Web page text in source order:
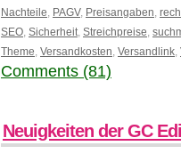
Nachteile PAGV, Preisangaben
SEO Sicherheit Streichpreise
Theme Versandkosten Versandlink
Comments (81)
Neuigkeiten der GC